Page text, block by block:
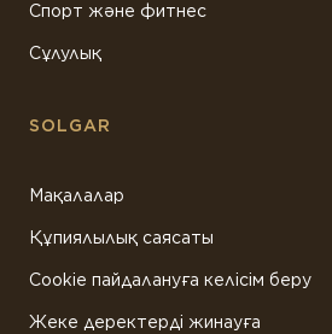
Спорт және фитнес
Сұлулық
SOLGAR
Мақалалар
Құпиялылық саясаты
Cookie пайдалануға келісім беру
Жеке деректерді жинауға